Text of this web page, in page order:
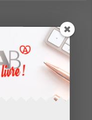
Technique des